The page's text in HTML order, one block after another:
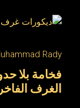
Rady
فخامة بلا
الغرف